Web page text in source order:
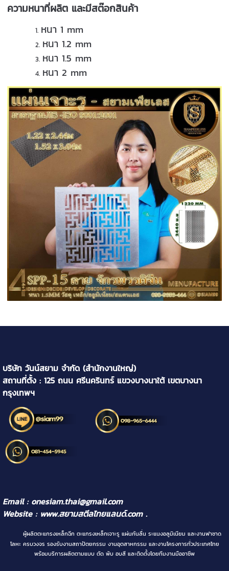
ความหนาที่ผลิต และมีสต๊อกสินค้า
หนา 1 mm
หนา 1.2 mm
หนา 1.5 mm
หนา 2 mm
บริษัท วันน์สยาม จำกัด (สำนักงานใหญ่)
สถานที่ตั้ง : 125 ถนน ศรีนครินทร์ แขวงบางนาใต้ เขตบางนา
กรุงเทพฯ
Email : onesiam.thai@gmail.com
Website : www.สยามสตีลไทยแลนด์.com.
ผู้ผลิตตะแกรงเหล็กฉีก ตะแกรงเหล็กเจาะรู แผ่นกันลื่น ระแนงอลูมิเนียม และงานฟาซาด
โลหะ ครบวงจร รองรับงานสถาปัตยกรรม งานอุตสาหกรรม และงานโครงการทั่วประเทศไทย
พร้อมบริการผลิตตามแบบ ตัด พับ อบสี และติดตั้งโดยทีมงานมืออาชีพ